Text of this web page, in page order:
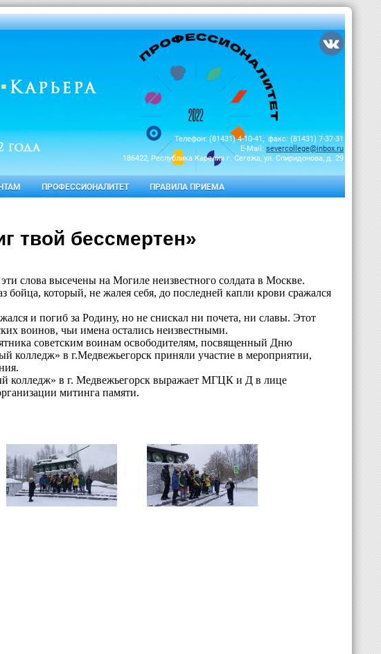
Телефон: (81431) 4-10-41, факс: (81431) 7-37-31
E-Mail: severcollege@inbox.ru
186422, Республика Карелия г. Сегежа, ул. Спиридонова, д. 29
ПРОФЕССИОНАЛИТЕТ ПРАВИЛА ПРИЕМА
твой бессмертен»
слова высечены на Могиле неизвестного солдата в Москве.
бойца, который, не жалея себя, до последней капли крови сражался
и погиб за Родину, но не снискал ни почета, ни славы. Этот
воинов, чьи имена остались неизвестными.
советским воинам освободителям, посвященный Дню
в г.Медвежьегорск приняли участие в мероприятии,
в г. Медвежьегорск выражает МГЦК и Д в лице
митинга памяти.